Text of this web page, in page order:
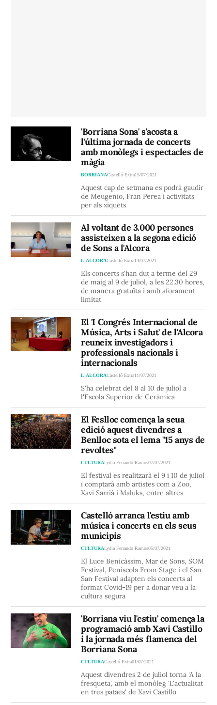
'Borriana Sona' s'acosta a
l'última jornada de concerts
amb monòlegs i espectacles de
màgia
BORRIANACastelló Extra15/07/2021
Aquest cap de setmana es podrà gaudir
de Meugenio, Fran Perea i activitats
per als xiquets
Al voltant de 3.000 persones
assisteixen a la segona edició
de Sons a l'Alcora
L'ALCORACastelló Extra14/07/2021
Els concerts s'han dut a terme del 29
de maig al 9 de juliol, a les 22.30 hores,
de manera gratuïta i amb aforament
limitat
El 'I Congrés Internacional de
Música, Arts i Salut' de l'Alcora
reuneix investigadors i
professionals nacionals i
internacionals
L'ALCORACastelló Extra11/07/2021
S'ha celebrat del 8 al 10 de juliol a
l'Escola Superior de Ceràmica
El Feslloc comença la seua
edició aquest divendres a
Benlloc sota el lema "15 anys de
revoltes"
CULTURALydia Ferrando Ramos07/07/2021
El festival es realitzarà el 9 i 10 de juliol
i comptarà amb artistes com a Zoo,
Xavi Sarrià i Maluks, entre altres
Castelló arranca l'estiu amb
música i concerts en els seus
municipis
CULTURALydia Ferrando Ramos05/07/2021
El Luce Benicàssim, Mar de Sons, SOM
Festival, Peníscola From Stage i el San
San Festival adapten els concerts al
format Covid-19 per a donar veu a la
cultura segura
'Borriana viu l'estiu' comença la
programació amb Xavi Castillo
i la jornada més flamenca del
Borriana Sona
CULTURACastelló Extra01/07/2021
Aquest divendres 2 de juliol torna 'A la
fresqueta', amb el monòleg 'L'actualitat
en tres pataes' de Xavi Castillo